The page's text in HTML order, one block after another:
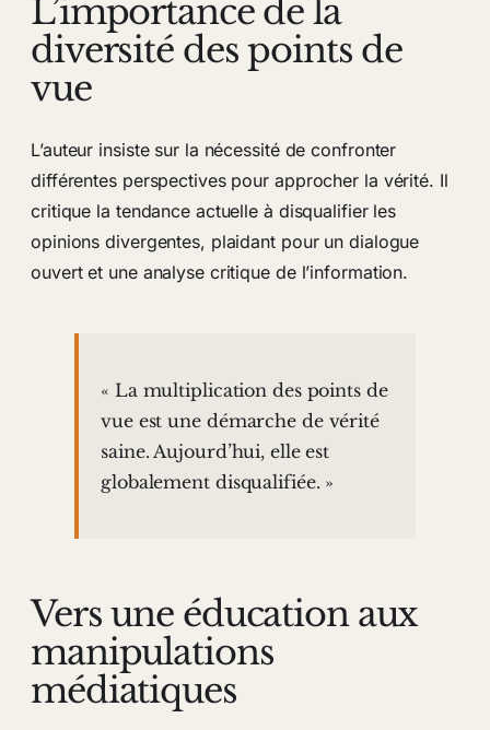
L’importance de la
diversité des points de
vue
L’auteur insiste sur la nécessité de confronter
différentes perspectives pour approcher la vérité. Il
critique la tendance actuelle à disqualifier les
opinions divergentes, plaidant pour un dialogue
ouvert et une analyse critique de l’information.
« La multiplication des points de
vue est une démarche de vérité
saine. Aujourd’hui, elle est
globalement disqualifiée. »
Vers une éducation aux
manipulations
médiatiques